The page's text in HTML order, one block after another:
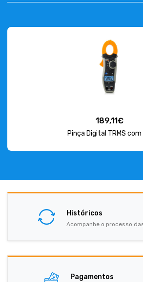
189,11€
Pinça Digital TRMS com
Históricos
Acompanhe o processo
Pagamentos